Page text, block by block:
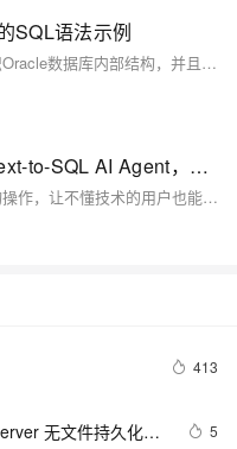
SQL语法示例
以上SQL语法提供了一种标准方式去组织Oracle数据库内部结构，并且通过合理使用可以显著改善查询速度及整体性能。需要注意，在实际应用过程当中应该根据具体业务需求、系统资源状况以及预期目标去合理规划并调整参数设置以达到最佳效果。
用 LangChain4j+Ollama 打造 Text-to-SQL AI Agent，数据库想问就问
本文介绍了如何利用AI技术简化SQL查询操作，让不懂技术的用户也能轻松从数据库中获取信息。通过本地部署PostgreSQL数据库和Ollama模型，结合Java代码，实现将自然语言问题自动转换为SQL查询，并将结果以易懂的方式呈现。整个流程简单直观，适合初学者动手实践，同时也展示了AI在数据查询中的潜力与局限。
413
无文件持久化恶
5